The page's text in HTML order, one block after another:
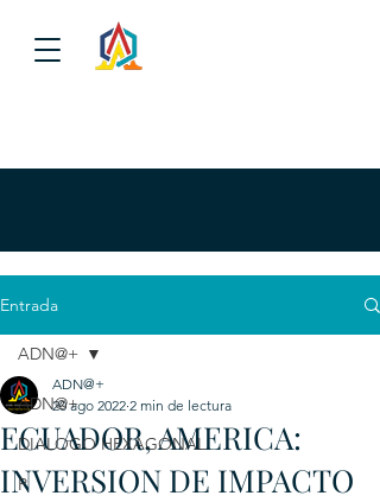
Entrada
ADN@+
DIALOGO HEXAGONAL
P
ADN@+
ECUADOR, AMERICA:
INVERSION DE IMPACTO
ADN@+
20 ago 2022 2 min de lectura